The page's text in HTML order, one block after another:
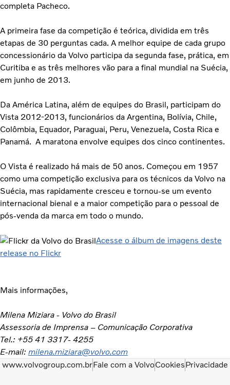
completa Pacheco.
A primeira fase da competição é teórica, dividida em três
etapas de 30 perguntas cada. A melhor equipe de cada grupo
concessionário da Volvo participa da segunda fase, prática, em
Curitiba e as três melhores vão para a final mundial na Suécia,
em junho de 2013.
Da América Latina, além de equipes do Brasil, participam do
Vista 2012-2013, funcionários da Argentina, Bolívia, Chile,
Colômbia, Equador, Paraguai, Peru, Venezuela, Costa Rica e
Panamá. A maratona envolve equipes dos cinco continentes.
O Vista é realizado há mais de 50 anos. Começou em 1957
como uma competição exclusiva para os técnicos da Volvo na
Suécia, mas rapidamente cresceu e tornou-se um evento
internacional bienal e a maior competição para o pessoal de
pós-venda da marca em todo o mundo.
Acesse o álbum de imagens deste
release no Flickr
Mais informações,
Milena Miziara - Volvo do Brasil
Assessoria de Imprensa – Comunicação Corporativa
Tel.: +55 41 3317- 4255
E-mail: milena.miziara@volvo.com
www.volvogroup.com.brFale com a VolvoCookiesPrivacidade